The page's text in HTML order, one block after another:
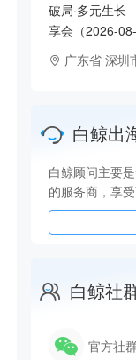
破局·多元生
享会（2026-08-
广东省 深圳
白鲸出
白鲸顾问主要
的服务商，享
白鲸社
官方社